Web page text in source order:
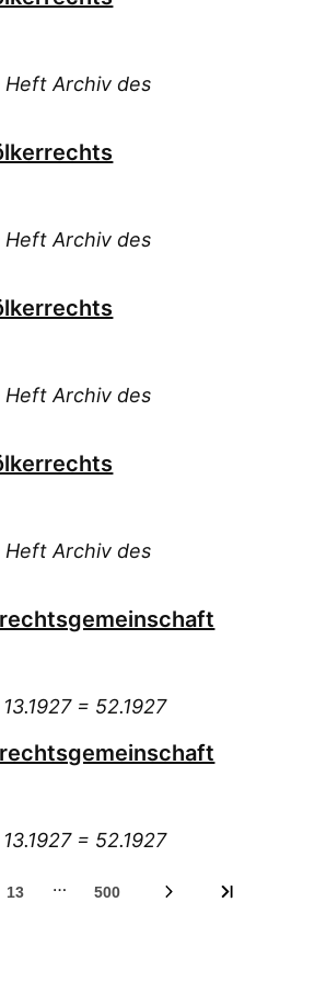
Archiv des
Archiv des
Archiv des
Archiv des
= 52.1927
= 52.1927
13 … 500